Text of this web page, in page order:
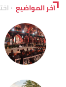
آخر المواضيع